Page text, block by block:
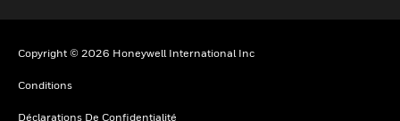
Copyright © 2026 Honeywell International Inc
Conditions
Déclarations De Confidentialité